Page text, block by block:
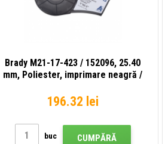
Brady M21-17-423 / 152096, 25.40
mm, Poliester, imprimare neagră /
196.32 lei
buc CUMPĂRĂ